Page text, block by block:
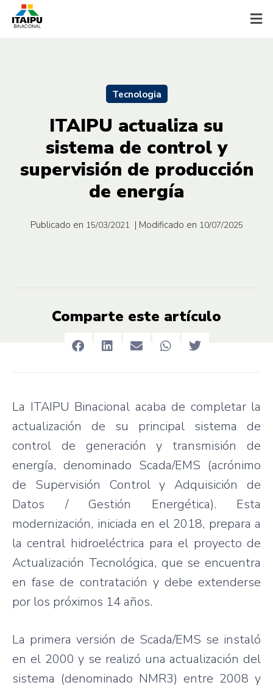
Tecnologia
ITAIPU actualiza su
sistema de control y
supervisión de producción
de energía
Publicado en 15/03/2021 | Modificado en 10/07/2025
Comparte este artículo
La ITAIPU Binacional acaba de completar la
actualización de su principal sistema de
control de generación y transmisión de
energía, denominado Scada/EMS (acrónimo
de Supervisión Control y Adquisición de
Datos / Gestión Energética). Esta
modernización, iniciada en el 2018, prepara a
la central hidroeléctrica para el proyecto de
Actualización Tecnológica, que se encuentra
en fase de contratación y debe extenderse
por los próximos 14 años.
La primera versión de Scada/EMS se instaló
en el 2000 y se realizó una actualización del
sistema (denominado NMR3) entre 2008 y